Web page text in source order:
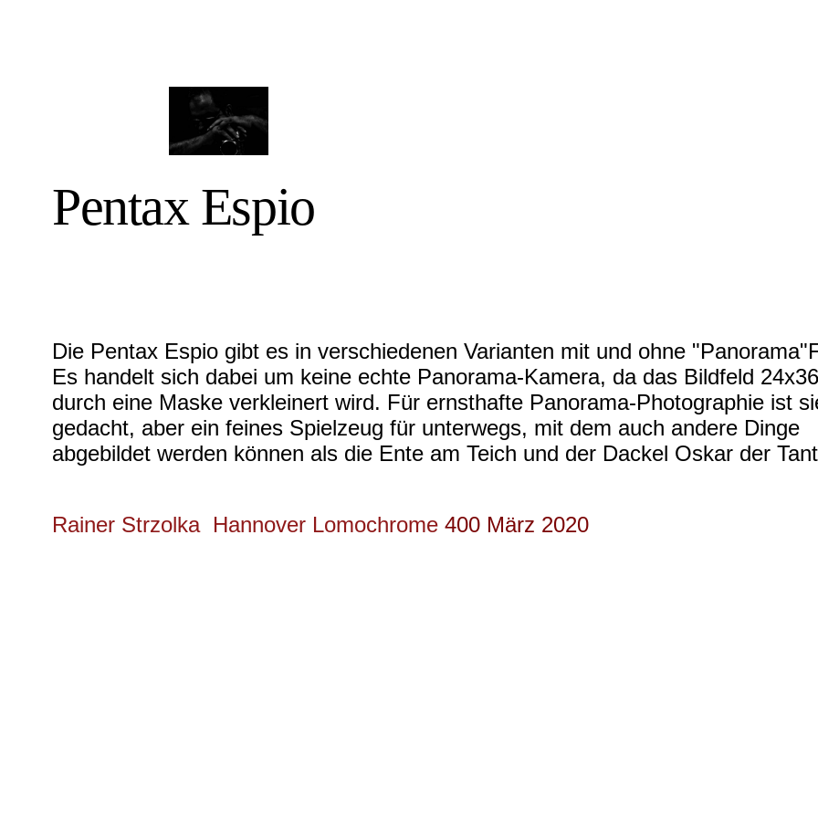
Pentax Espio
Die Pentax Espio gibt es in verschiedenen Varianten mit und ohne
Es handelt sich dabei um keine echte Panorama-Kamera, da das Bildfeld
durch eine Maske verkleinert wird. Für ernsthafte Panorama-Photographie ist
gedacht, aber ein feines Spielzeug für unterwegs, mit dem auch andere Dinge
abgebildet werden können als die Ente am Teich und der Dackel Oskar der
Rainer Strzolka Hannover Lomochrome 400 März 2020